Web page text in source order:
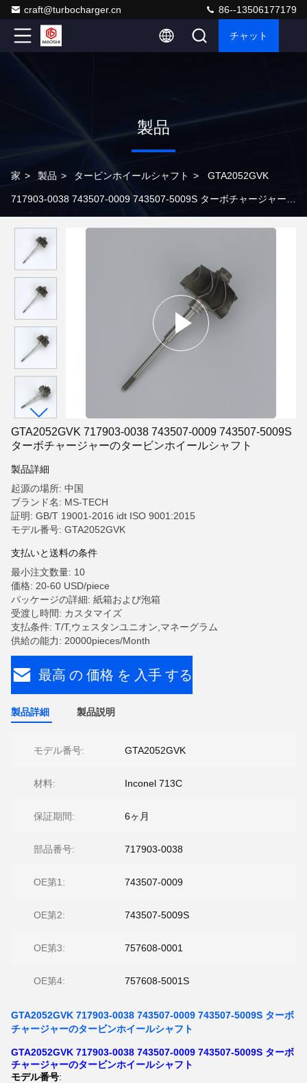
craft@turbocharger.cn 86--13506177179
チャット
製品
家 > 製品 > タービンホイールシャフト > GTA2052GVK
717903-0038 743507-0009 743507-5009S ターボチャージャーの
GTA2052GVK 717903-0038 743507-0009 743507-5009S
ターボチャージャーのタービンホイールシャフト
製品詳細
起源の場所: 中国
ブランド名: MS-TECH
証明: GB/T 19001-2016 idt ISO 9001:2015
モデル番号: GTA2052GVK
支払いと送料の条件
最小注文数量: 10
価格: 20-60 USD/piece
パッケージの詳細: 紙箱および泡箱
受渡し時間: カスタマイズ
支払条件: T/T,ウェスタンユニオン,マネーグラム
供給の能力: 20000pieces/Month
最高 の 価格 を 入手 する
製品詳細 製品説明
モデル番号: GTA2052GVK
材料: Inconel 713C
保証期間: 6ヶ月
部品番号: 717903-0038
OE第1: 743507-0009
OE第2: 743507-5009S
OE第3: 757608-0001
OE第4: 757608-5001S
GTA2052GVK 717903-0038 743507-0009 743507-5009S ターボ
チャージャーのタービンホイールシャフト
GTA2052GVK 717903-0038 743507-0009 743507-5009S ターボ
チャージャーのタービンホイールシャフト
モデル番号: